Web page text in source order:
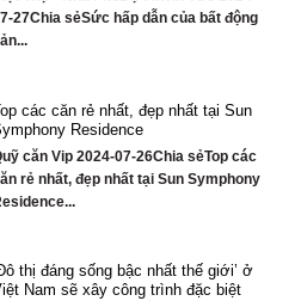
Quỹ căn VipTin Tức 2024-09-05Chia sẻ
Chỉ hơn 16 tỷ – nhà phố 3 tầng...
Biệt thự song lập mặt sông Hàn, trung
tâm Đà Nẵng ngay khán đài xem pháo
hoa DIFF
Quỹ căn VipTin Tức 2024-08-28Chia
sẻCHỈ DUY NHẤT 16 CĂN BIỆT THỰ 3
Nhà phố bên sông Hàn, ngay sát toà
căn hộ cao cấp S3 gần ngay mặt sông